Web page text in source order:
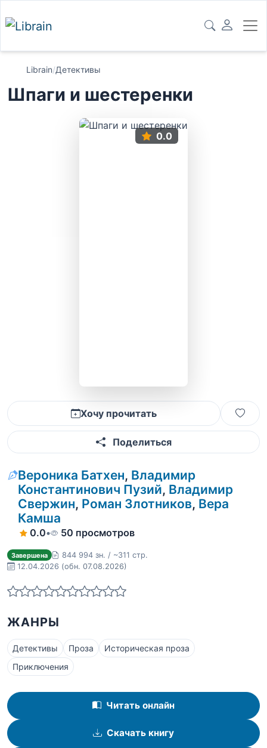
Librain/Детективы
Шпаги и шестеренки
0.0
Хочу прочитать
Поделиться
Вероника Батхен, Владимир
Константинович Пузий, Владимир
Свержин, Роман Злотников, Вера
Камша
0.0• 50 просмотров
Завершена
844 994 зн. / ~311 стр.
12.04.2026 (обн. 07.08.2026)
ЖАНРЫ
Детективы Проза
Историческая проза
Приключения
Читать онлайн
Скачать книгу